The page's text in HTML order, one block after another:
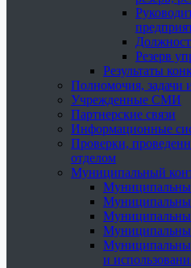
Резерв
Результаты
Полномочия, задачи
Учрежденные СМИ
Партнерские связи
Информационные
Проверки,
отделом
Муниципальный
и